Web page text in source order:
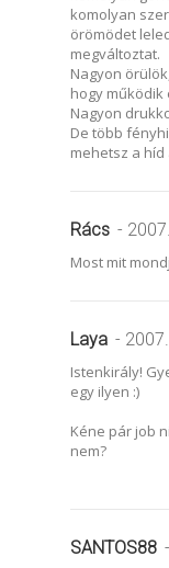
komolyan
örömödet
megváltoztat.
Nagyon
hogy működik
Nagyon
De több
mehetsz a
Rács -
Most mit
Laya -
Istenkirály!
egy ilyen :)
Kéne pár job
nem?
SANTOS88